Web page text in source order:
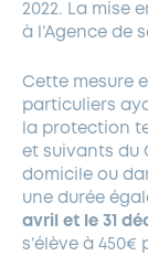
2022. La mise
à l’Agence de
Cette mesure
particuliers
la protection
et suivants du
domicile ou
une durée
avril et le 31
s’élève à 450€